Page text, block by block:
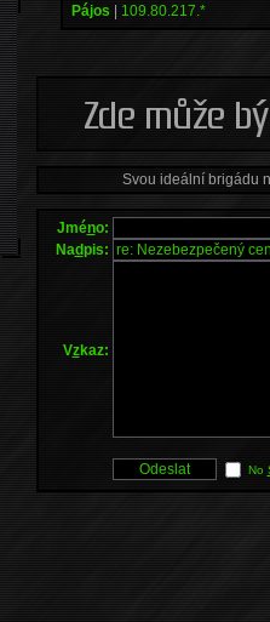
Pájos | 109.80.217.*
Svou ideální brigádu
Jméno:
Nadpis:
Vzkaz:
No